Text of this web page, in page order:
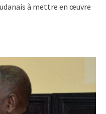
à mettre en œuvre